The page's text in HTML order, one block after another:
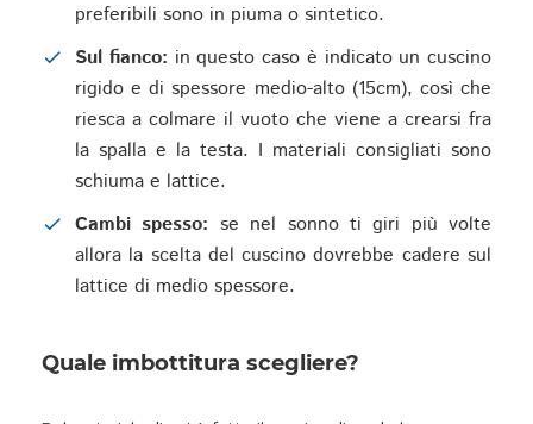
preferibili sono in piuma o sintetico.
Sul fianco: in questo caso è indicato un cuscino
rigido e di spessore medio-alto (15cm), così che
riesca a colmare il vuoto che viene a crearsi fra
la spalla e la testa. I materiali consigliati sono
schiuma e lattice.
Cambi spesso: se nel sonno ti giri più volte
allora la scelta del cuscino dovrebbe cadere sul
lattice di medio spessore.
Quale imbottitura scegliere?